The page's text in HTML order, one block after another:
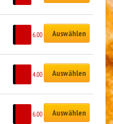
6.00 Auswählen
4.00 Auswählen
6.00 Auswählen